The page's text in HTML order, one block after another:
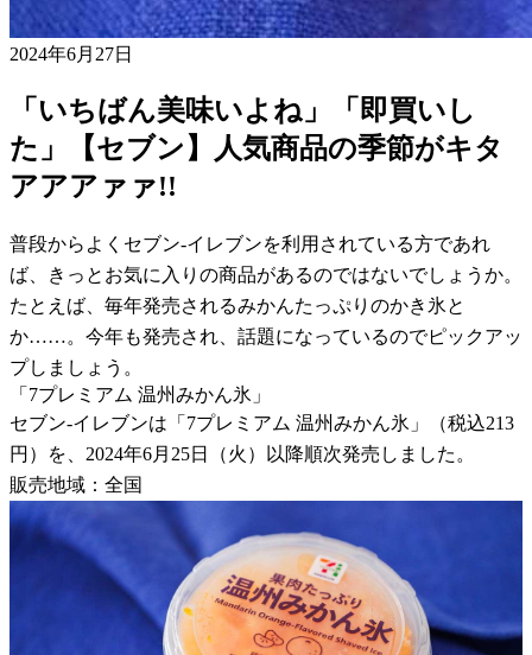
2024年6月27日
「いちばん美味いよね」「即買いし
た」【セブン】人気商品の季節がキタ
アアアァァ!!
普段からよくセブン-イレブンを利用されている方であれ
ば、きっとお気に入りの商品があるのではないでしょうか。
たとえば、毎年発売されるみかんたっぷりのかき氷と
か……。今年も発売され、話題になっているのでピックアッ
プしましょう。
「7プレミアム 温州みかん氷」
セブン-イレブンは「7プレミアム 温州みかん氷」（税込213
円）を、2024年6月25日（火）以降順次発売しました。
販売地域：全国